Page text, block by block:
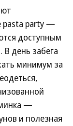
pasta party —
доступным
день забега
минимум за
—
и полезная